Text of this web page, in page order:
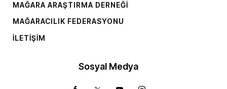
MAĞARA ARAŞTIRMA DERNEĞI
MAĞARACILIK FEDERASYONU
İLETIŞIM
Sosyal Medya